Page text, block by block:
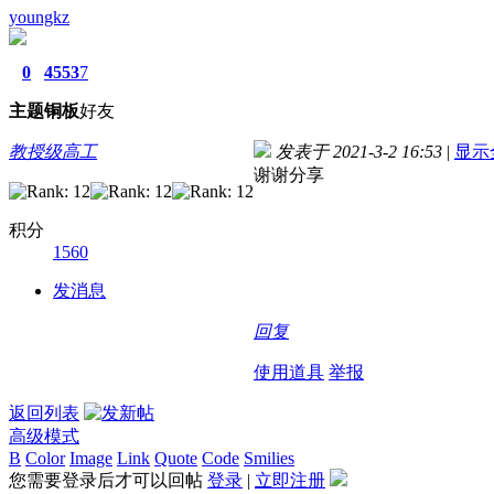
youngkz
0
主题
4553
铜板
7
好友
教授级高工
积分
1560
发消息
发表于 2021-3-2 16:53 | 显
谢谢分享
回复
使用道具 举报
返回列表
高级模式
B Color Image Link Quote Code Smilies
您需要登录后才可以回帖 登录 | 立即注册